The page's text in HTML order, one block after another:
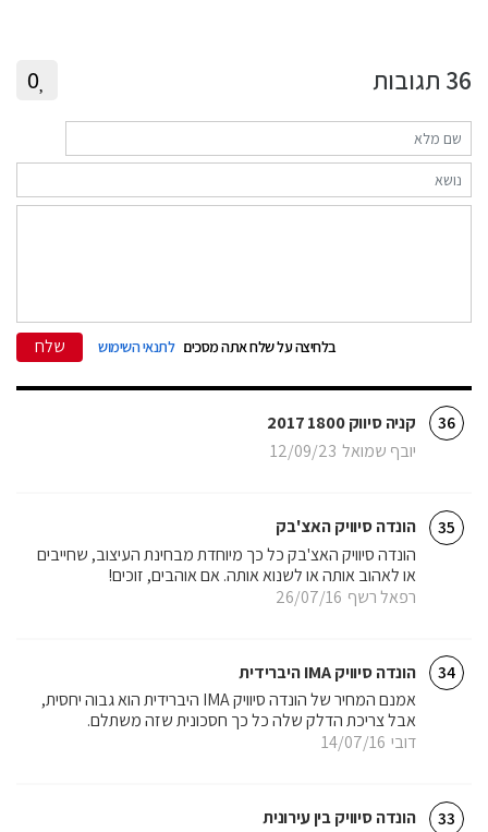
36 תגובות 0
בלחיצה על שלח אתה מסכים לתנאי השימוש שלח
36
קניה סיווק 1800 2017
יובף שמואל 12/09/23
35 הונדה סיוויק האצ'בק
רפאל רשף 26/07/16
הונדה סיוויק האצ'בק כל כך מיוחדת מבחינת העיצוב, שחייבים
או לאהוב אותה או לשנוא אותה. אם אוהבים, זוכים!
34 הונדה סיוויק IMA היברידית
דובי 14/07/16
אמנם המחיר של הונדה סיוויק IMA היברידית הוא גבוה יחסית,
אבל צריכת הדלק שלה כל כך חסכונית שזה משתלם.
33 הונדה סיוויק בין עירונית